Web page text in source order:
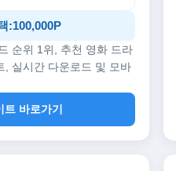
:100,000P
순위 1위, 추천 영화 드라
, 실시간 다운로드 및 모바
트 바로가기